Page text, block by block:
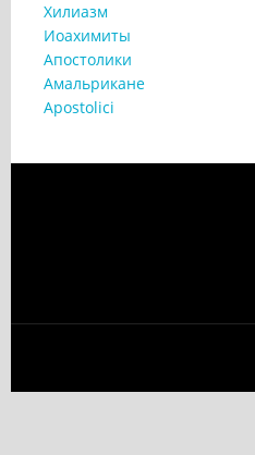
Хилиазм
Иоахимиты
Апостолики
Амальрикане
Apostolici